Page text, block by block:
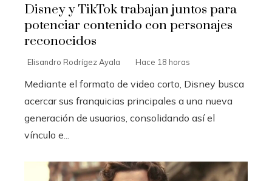
Disney y TikTok trabajan juntos para
potenciar contenido con personajes
reconocidos
Elisandro Rodrígez Ayala Hace 18 horas
Mediante el formato de video corto, Disney busca
acercar sus franquicias principales a una nueva
generación de usuarios, consolidando así el
vínculo e...